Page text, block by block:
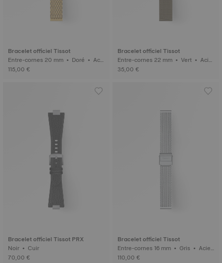
Bracelet officiel Tissot
Entre-cornes 20 mm • Doré • Aci
er inoxydable 316L
115,00 €
Bracelet officiel Tissot
Entre-cornes 22 mm • Vert • Acier
inoxydable 316L
35,00 €
Bracelet officiel Tissot PRX
Noir • Cuir
70,00 €
Bracelet officiel Tissot
Entre-cornes 16 mm • Gris • Acier
inoxydable 316L
110,00 €